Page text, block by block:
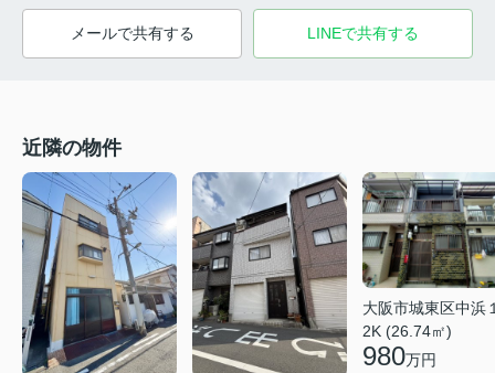
メールで共有する LINEで共有する
近隣の物件
大阪市城東区中浜
2K (26.74㎡)
980万円